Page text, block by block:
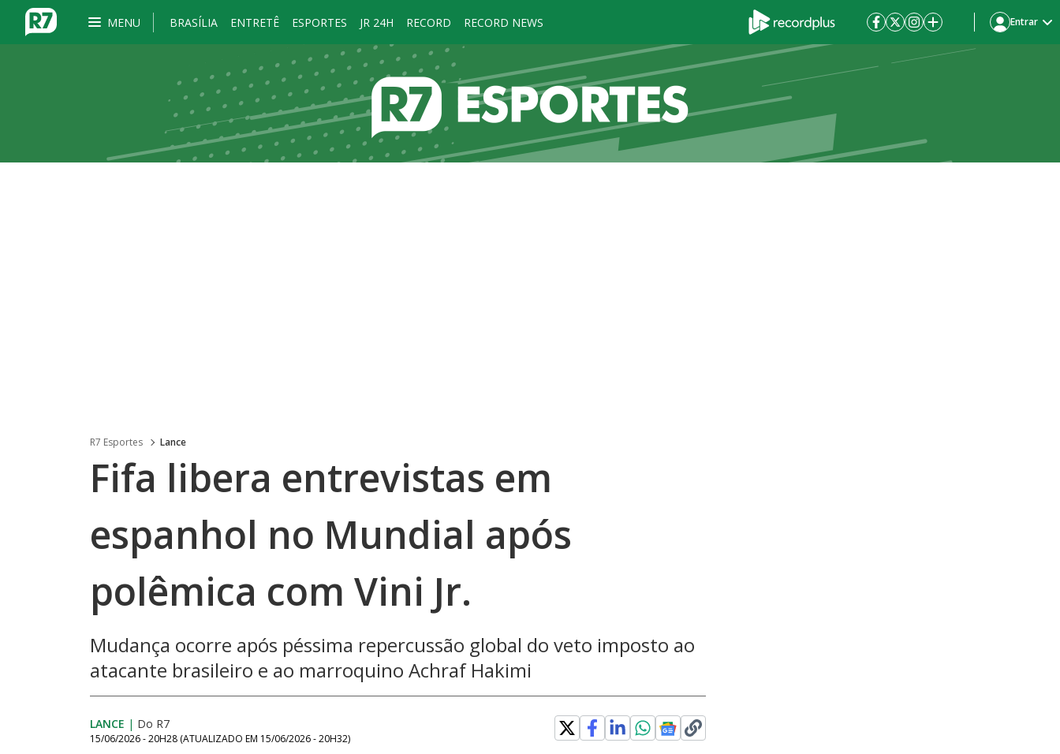
MENU BRASÍLIA ENTRETÊ ESPORTES JR 24H RECORD RECORD NEWS Entrar
R7 Esportes Lance
Fifa libera entrevistas em
espanhol no Mundial após
polêmica com Vini Jr.
Mudança ocorre após péssima repercussão global do veto imposto ao
atacante brasileiro e ao marroquino Achraf Hakimi
LANCE | Do R7
15/06/2026 - 20H28 (ATUALIZADO EM 15/06/2026 - 20H32)